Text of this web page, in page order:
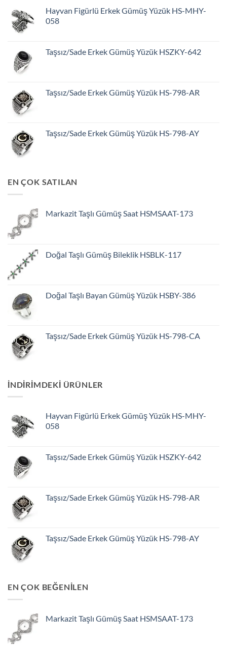
Hayvan Figürlü Erkek Gümüş Yüzük HS-MHY-
058
Taşsız/Sade Erkek Gümüş Yüzük HSZKY-642
Taşsız/Sade Erkek Gümüş Yüzük HS-798-AR
Taşsız/Sade Erkek Gümüş Yüzük HS-798-AY
EN ÇOK SATILAN
Markazit Taşlı Gümüş Saat HSMSAAT-173
Doğal Taşlı Gümüş Bileklik HSBLK-117
Doğal Taşlı Bayan Gümüş Yüzük HSBY-386
Taşsız/Sade Erkek Gümüş Yüzük HS-798-CA
INDIRIMDEKI ÜRÜNLER
Hayvan Figürlü Erkek Gümüş Yüzük HS-MHY-
058
Taşsız/Sade Erkek Gümüş Yüzük HSZKY-642
Taşsız/Sade Erkek Gümüş Yüzük HS-798-AR
Taşsız/Sade Erkek Gümüş Yüzük HS-798-AY
EN ÇOK BEĞENİLEN
Markazit Taşlı Gümüş Saat HSMSAAT-173